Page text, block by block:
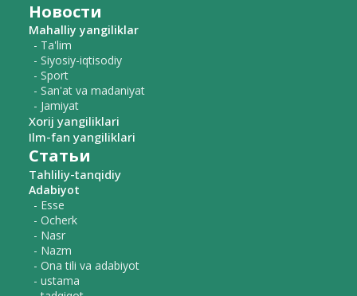
Новости
Mahalliy yangiliklar
- Ta'lim
- Siyosiy-iqtisodiy
- Sport
- San'at va madaniyat
- Jamiyat
Xorij yangiliklari
Ilm-fan yangiliklari
Статьи
Tahliliy-tanqidiy
Adabiyot
- Esse
- Ocherk
- Nasr
- Nazm
- Ona tili va adabiyot
- ustama